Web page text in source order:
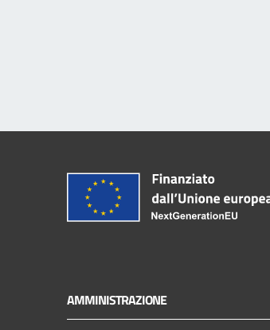
AMMINISTRAZIONE